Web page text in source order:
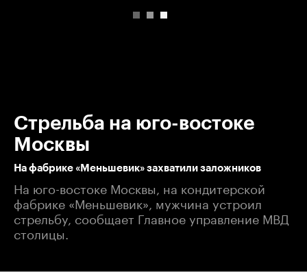
Стрельба на юго-востоке
Москвы
На фабрике «Меньшевик» захватили заложников
На юго-востоке Москвы, на кондитерской
фабрике «Меньшевик», мужчина устроил
стрельбу, сообщает Главное управление МВД
столицы.